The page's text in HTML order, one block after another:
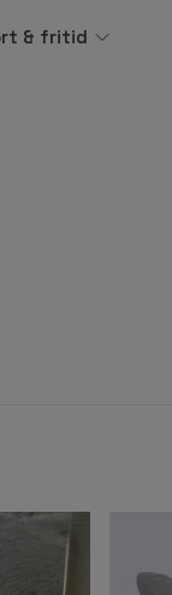
& fritid